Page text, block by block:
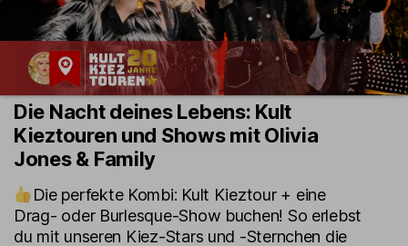
Kult-
Kieztouren
Hamburg
Die Nacht deines Lebens: Kult
Kieztouren und Shows mit Olivia
Jones & Family
Die perfekte Kombi: Kult Kieztour + eine
Drag- oder Burlesque-Show buchen! So erlebst
du mit unseren Kiez-Stars und -Sternchen die